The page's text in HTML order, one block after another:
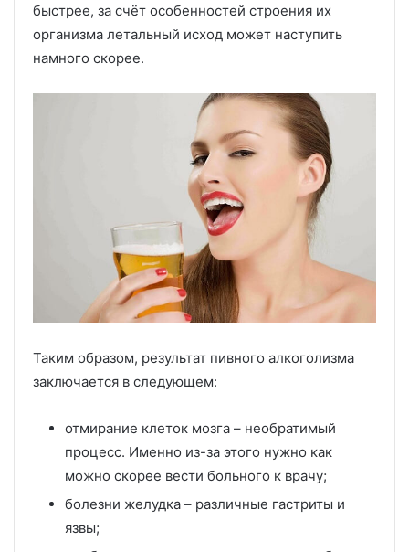
быстрее, за счёт особенностей строения их
организма летальный исход может наступить
намного скорее.
Таким образом, результат пивного алкоголизма
заключается в следующем:
отмирание клеток мозга – необратимый
процесс. Именно из-за этого нужно как
можно скорее вести больного к врачу;
болезни желудка – различные гастриты и
язвы;